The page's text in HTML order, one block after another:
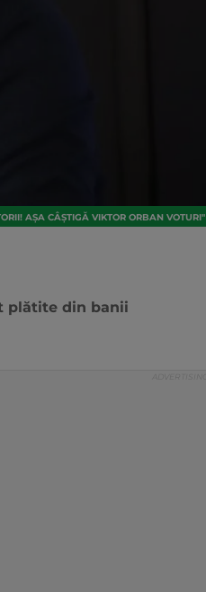
AȘA CÂȘTIGĂ VIKTOR ORBAN VOTURI"
plătite din banii